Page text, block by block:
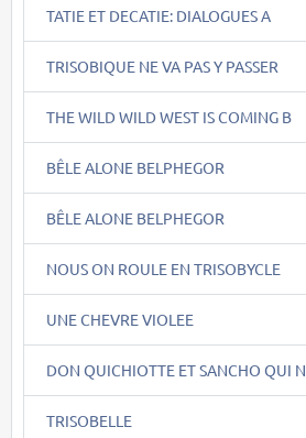
TATIE ET DECATIE: DIALOGUES A
TRISOBIQUE NE VA PAS Y PASSER
THE WILD WILD WEST IS COMING B
BÊLE ALONE BELPHEGOR
BÊLE ALONE BELPHEGOR
NOUS ON ROULE EN TRISOBYCLE
UNE CHEVRE VIOLEE
DON QUICHIOTTE ET SANCHO QUI N
TRISOBELLE